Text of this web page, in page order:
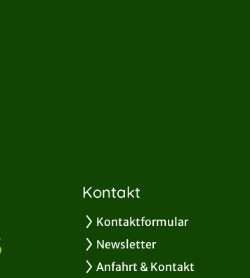
Kontakt
Kontaktformular
Newsletter
Anfahrt & Kontakt